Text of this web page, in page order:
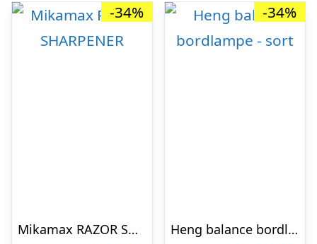
-34%
Mikamax RAZOR SHARPENER
-34%
Heng balance bordlampe – sort